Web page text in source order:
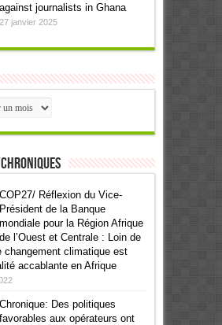
against journalists in Ghana
27 janvier 2025
COP27/ Réflexion du Vice-
Président de la Banque
mondiale pour la Région Afrique
de l’Ouest et Centrale : Loin de
changement climatique est
accablante en Afrique
Chronique: Des politiques
favorables aux opérateurs ont